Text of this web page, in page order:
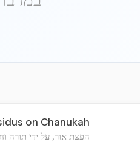
on Chanukah
הפצת אור, על ידי תורה